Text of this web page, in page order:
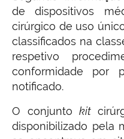
de dispositivos
cirúrgico de uso
classificados na
respetivo
conformidade por
notificado.
O conjuntokit
disponibilizado pela